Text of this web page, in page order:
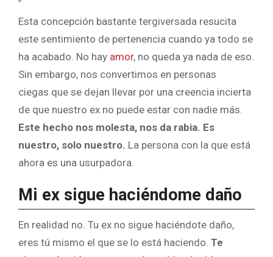
Esta concepción bastante tergiversada resucita
este sentimiento de pertenencia cuando ya todo se
ha acabado. No hay amor, no queda ya nada de eso.
Sin embargo, nos convertimos en personas
ciegas que se dejan llevar por una creencia incierta
de que nuestro ex no puede estar con nadie más.
Este hecho nos molesta, nos da rabia. Es
nuestro, solo nuestro. La persona con la que está
ahora es una usurpadora.
Mi ex sigue haciéndome daño
En realidad no. Tu ex no sigue haciéndote daño,
eres tú mismo el que se lo está haciendo. Te